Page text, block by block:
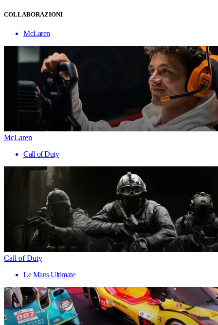
COLLABORAZIONI
McLaren
McLaren
Call of Duty
Call of Duty
Le Mans Ultimate